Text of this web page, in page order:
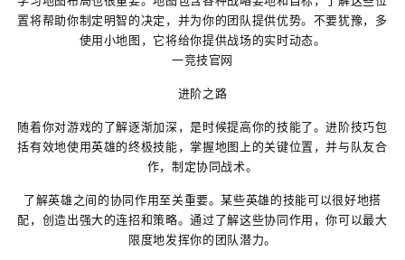
置将帮助你制定明智的决定，并为你的团队提供优势。不要犹豫，多
使用小地图，它将给你提供战场的实时动态。
一竞技官网
进阶之路
随着你对游戏的了解逐渐加深，是时候提高你的技能了。进阶技巧包
括有效地使用英雄的终极技能，掌握地图上的关键位置，并与队友合
作，制定协同战术。
了解英雄之间的协同作用至关重要。某些英雄的技能可以很好地搭
配，创造出强大的连招和策略。通过了解这些协同作用，你可以最大
限度地发挥你的团队潜力。